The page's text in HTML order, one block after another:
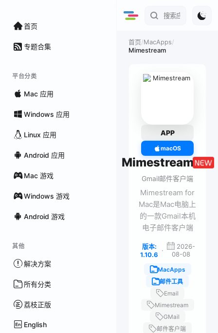
首页
专题合集
平台分类
Mac 应用
Windows 应用
Linux 应用
Android 应用
Mac 游戏
Windows 游戏
Android 游戏
其他
解决方案
所有分类
荔枝正版
English
首页/MacApps/
Mimestream
APP
macOS
Mimestream
Gmail邮件客户端
Mimestream for
Mac是Mac电脑上
的一款Gmail本机
电子邮件客户端
版本:
1.10.6
·
2026-
08-08
MacApps
邮件工具
Email
Mimestream
GMail
邮件客户端